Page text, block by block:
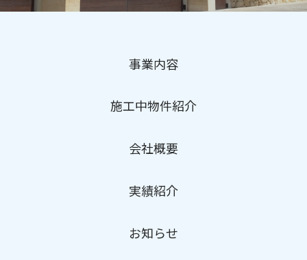
事業内容
施工中物件紹介
会社概要
実績紹介
お知らせ